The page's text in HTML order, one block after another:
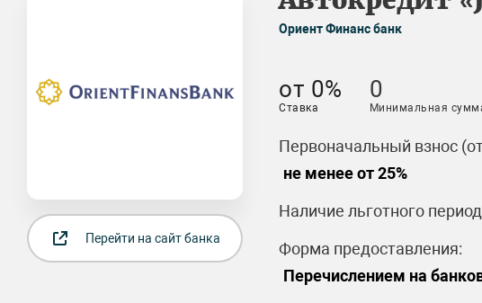
Ориент Финанс банк
Перейти на сайт банка
от 0%
Ставка
0
Минимальная
Первоначальный взнос
не менее от 25%
Наличие льготного
Форма предоставления:
Перечислением на